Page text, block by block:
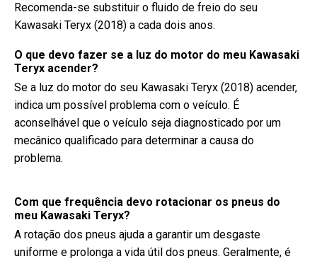
Recomenda-se substituir o fluido de freio do seu
Kawasaki Teryx (2018) a cada dois anos.
O que devo fazer se a luz do motor do meu Kawasaki
Teryx acender?
Se a luz do motor do seu Kawasaki Teryx (2018) acender,
indica um possível problema com o veículo. É
aconselhável que o veículo seja diagnosticado por um
mecânico qualificado para determinar a causa do
problema.
Com que frequência devo rotacionar os pneus do
meu Kawasaki Teryx?
A rotação dos pneus ajuda a garantir um desgaste
uniforme e prolonga a vida útil dos pneus. Geralmente, é